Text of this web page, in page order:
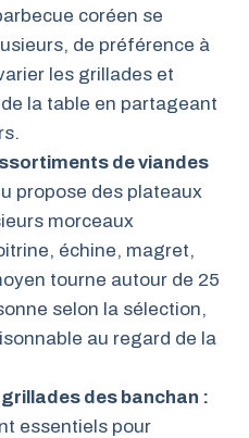
coréen se
de préférence à
les grillades et
la table en partageant
de viandes
propose des plateaux
morceaux
échine, magret,
tourne autour de 25
selon la sélection,
au regard de la
des banchan :
essentiels pour